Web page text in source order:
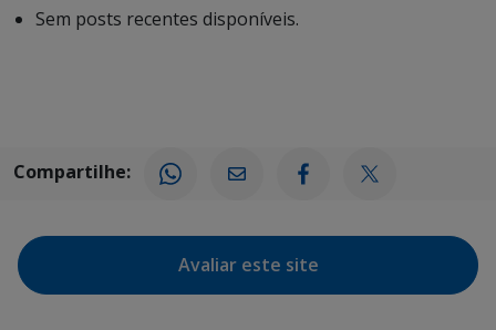
Sem posts recentes disponíveis.
Compartilhe:
Avaliar este site